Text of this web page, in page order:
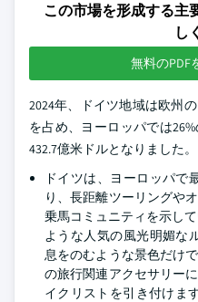
この市場を形成する主
し
無料のPDF
2024年、ドイツ地域は欧州
を占め、ヨーロッパでは
432.7億米ドルとなりました。
ドイツは、ヨーロッパで
り、長距離ツーリングや
乗馬コミュニティを示し
ような人気の風光明媚な
息をのむような景色だけ
の旅行関連アクセサリー
イクリストを引き付けま